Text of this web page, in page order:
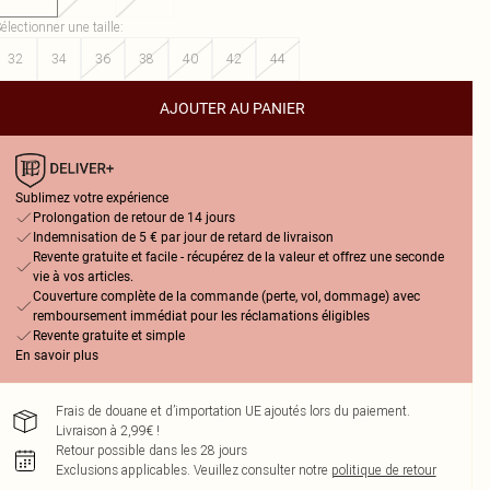
une taille:
32
34 36 38 40 42 44
AJOUTER AU PANIER
Sublimez votre expérience
Prolongation de retour de 14 jours
Indemnisation de 5 € par jour de retard de livraison
Revente gratuite et facile - récupérez de la valeur et offrez une seconde
vie à vos articles.
Couverture complète de la commande (perte, vol, dommage) avec
remboursement immédiat pour les réclamations éligibles
Revente gratuite et simple
En savoir plus
Frais de douane et d’importation UE ajoutés lors du paiement.
Livraison à 2,99€ !
Retour possible dans les 28 jours
Exclusions applicables. Veuillez consulter notre politique de retour